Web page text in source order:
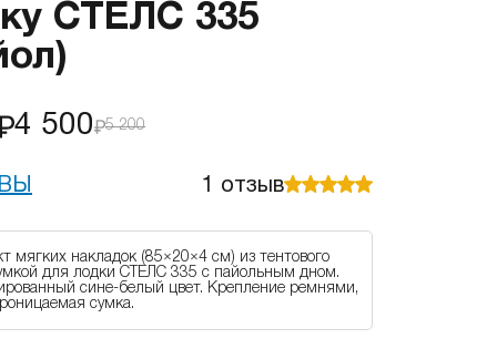
СТЕЛС 335
4 500 5 200
1 отзыв
мягких накладок (85×20×4 см) из тентового
для лодки СТЕЛС 335 с пайольным дном.
сине-белый цвет. Крепление ремнями,
сумка.